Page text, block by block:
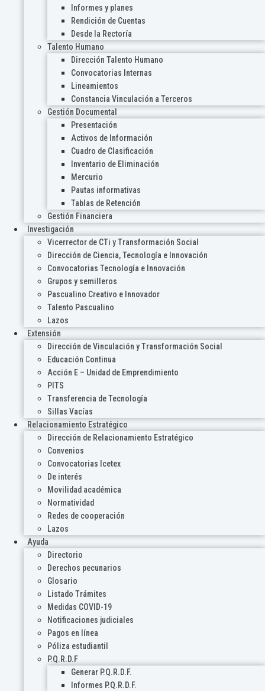
Informes y planes
Rendición de Cuentas
Desde la Rectoría
Talento Humano
Dirección Talento Humano
Convocatorias Internas
Lineamientos
Constancia Vinculación a Terceros
Gestión Documental
Presentación
Activos de Información
Cuadro de Clasificación
Inventario de Eliminación
Mercurio
Pautas informativas
Tablas de Retención
Gestión Financiera
Investigación
Vicerrector de CTi y Transformación Social
Dirección de Ciencia, Tecnología e Innovación
Convocatorias Tecnología e Innovación
Grupos y semilleros
Pascualino Creativo e Innovador
Talento Pascualino
Lazos
Extensión
Dirección de Vinculación y Transformación Social
Educación Continua
Acción E – Unidad de Emprendimiento
PITS
Transferencia de Tecnología
Sillas Vacías
Relacionamiento Estratégico
Dirección de Relacionamiento Estratégico
Convenios
Convocatorias Icetex
De interés
Movilidad académica
Normatividad
Redes de cooperación
Lazos
Ayuda
Directorio
Derechos pecunarios
Glosario
Listado Trámites
Medidas COVID-19
Notificaciones judiciales
Pagos en línea
Póliza estudiantil
P.Q.R.D.F
Generar P.Q.R.D.F.
Informes P.Q.R.D.F.